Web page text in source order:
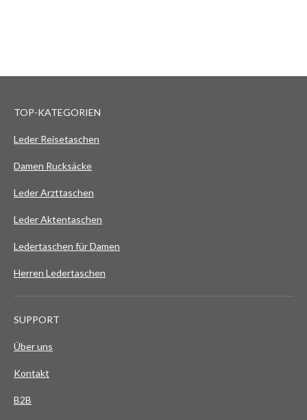
TOP-KATEGORIEN
Leder Reisetaschen
Damen Rucksäcke
Leder Arzttaschen
Leder Aktentaschen
Ledertaschen für Damen
Herren Ledertaschen
SUPPORT
Über uns
Kontakt
B2B